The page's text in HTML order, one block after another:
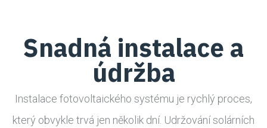
Snadná instalace a
údržba
Instalace fotovoltaického systému je rychlý proces,
který obvykle trvá jen několik dní. Udržování solárních